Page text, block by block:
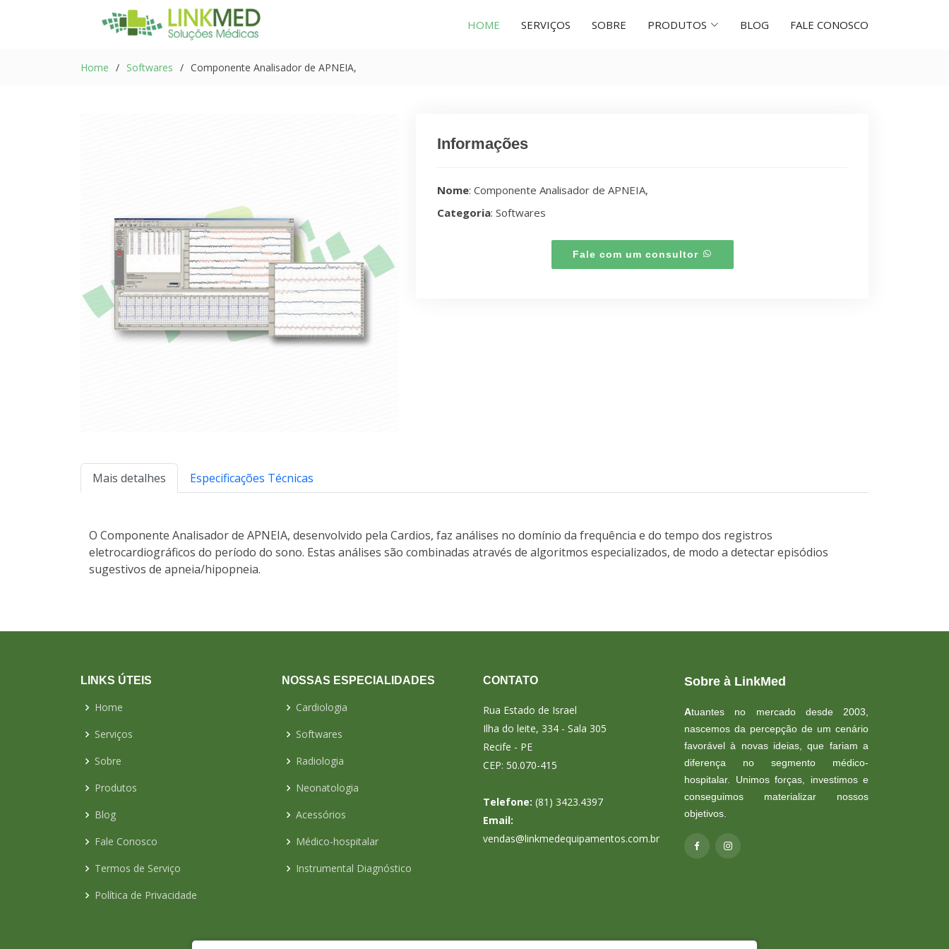
HOME SERVIÇOS SOBRE PRODUTOS BLOG FALE CONOSCO
Home Softwares Componente Analisador de APNEIA,
Informações
Nome: Componente Analisador de APNEIA,
Categoria: Softwares
Fale com um consultor
Mais detalhes Especificações Técnicas
O Componente Analisador de APNEIA, desenvolvido pela Cardios, faz análises no domínio da frequência e do tempo dos registros
eletrocardiográficos do período do sono. Estas análises são combinadas através de algoritmos especializados, de modo a detectar episódios
sugestivos de apneia/hipopneia.
LINKS ÚTEIS
Home
Serviços
Sobre
Produtos
Blog
Fale Conosco
Termos de Serviço
Política de Privacidade
NOSSAS ESPECIALIDADES
Cardiologia
Softwares
Radiologia
Neonatologia
Acessórios
Médico-hospitalar
Instrumental Diagnóstico
CONTATO
Rua Estado de Israel
Ilha do leite, 334 - Sala 305
Recife - PE
CEP: 50.070-415
Telefone: (81) 3423.4397
Email:
vendas@linkmedequipamentos.com.br
Sobre à LinkMed
Atuantes no mercado desde 2003,
nascemos da percepção de um cenário
favorável à novas ideias, que fariam a
diferença no segmento médico-
hospitalar. Unimos forças, investimos e
conseguimos materializar nossos
objetivos.